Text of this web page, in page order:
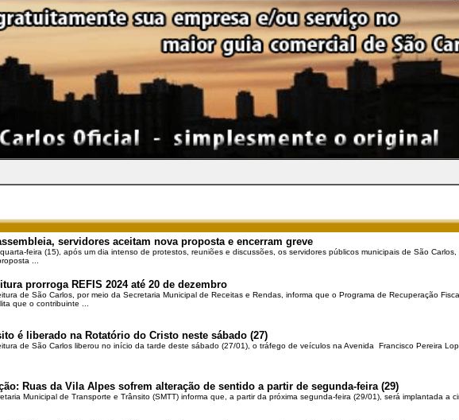
servidores aceitam nova proposta e encerram greve
feira (15), após um dia intenso de protestos, reuniões e discussões, os servidores públicos municipais de São Carlos,
...
prorroga REFIS 2024 até 20 de dezembro
de São Carlos, por meio da Secretaria Municipal de Receitas e Rendas, informa que o Programa de Recuperação
que o contribuinte ...
é liberado na Rotatório do Cristo neste sábado (27)
de São Carlos liberou no início da tarde deste sábado (27/01), o tráfego de veículos na Avenida Francisco Pereira
Ruas da Vila Alpes sofrem alteração de sentido a partir de segunda-feira (29)
Municipal de Transporte e Trânsito (SMTT) informa que, a partir da próxima segunda-feira (29/01), será implantada a